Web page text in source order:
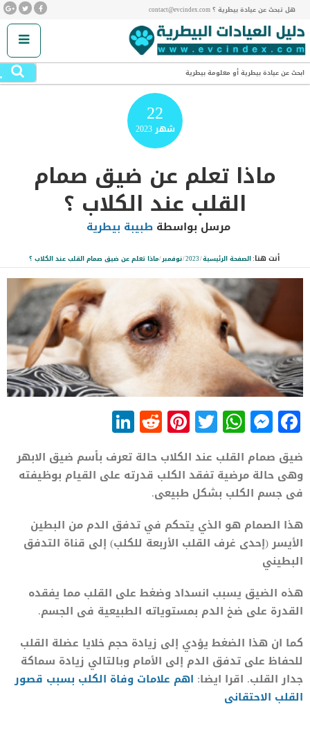
هل تبحث عن عيادة بيطرية ؟ contact@evcindex.com
ابحث عن عيادة بيطرية أو معلومة بيطرية
22
شهر2023
ماذا تعلم عن ضيق صمام
القلب عند الكلاب ؟
مرسل بواسطة طبيبة بيطرية
أنت هنا:الصفحة الرئيسية/
2023
/نوفمبر/ماذا تعلم عن ضيق صمام القلب عند الكلاب ؟
Facebook
Messenger
WhatsApp
Twitter
Pinterest
Reddit
ضيق صمام القلب عند الكلاب حالة تعرف بأسم ضيق الابهر
وهى حالة مرضية تفقد الكلب قدرته على القيام بوظيفته
فى جسم الكلب بشكل طبيعى.
هذا الصمام هو الذي يتحكم في تدفق الدم من البطين
الأيسر (إحدى غرف القلب الأربعة للكلب) إلى قناة التدفق
البطيني
هذه الضيق يسبب انسداد وضغط على القلب مما يفقده
القدرة على ضخ الدم بمستوياته الطبيعية فى الجسم.
كما ان هذا الضغط يؤدي إلى زيادة حجم خلايا عضلة القلب
للحفاظ على تدفق الدم إلى الأمام وبالتالي زيادة سماكة
جدار القلب. اقرا ايضا: اهم علامات وفاة الكلب بسبب قصور
القلب الاحتقانى